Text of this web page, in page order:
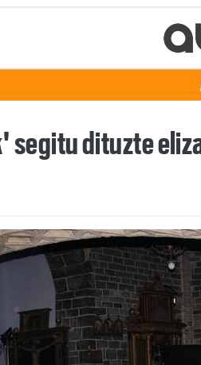
segitu dituzte